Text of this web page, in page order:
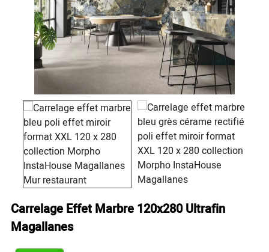
Carrelage Effet Marbre 120x280 Ultrafin
Magallanes